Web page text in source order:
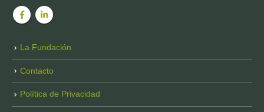
La Fundación
Contacto
Política de Privacidad